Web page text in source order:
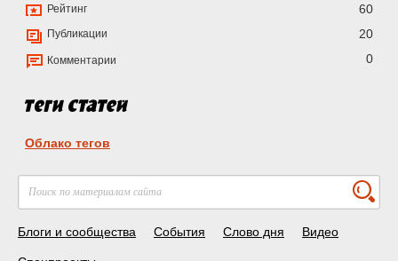
Рейтинг 60
Публикации 20
Комментарии 0
Облако тегов
Блоги и сообщества События Слово дня Видео